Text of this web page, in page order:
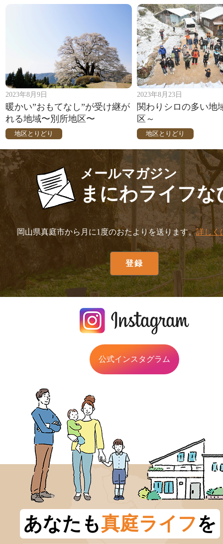
2023年8月9日
暖かい”おもてなし”が受け継が
れる地域〜別所地区〜
地区とりどり
2023年8月23日
関わりシロの多い地
区～
地区とりどり
メールマガジン
まにわライフな
岡山県真庭市から月に1度のおたよりを送ります。詳しく
公式インスタグラム
あなたも真庭ライフを